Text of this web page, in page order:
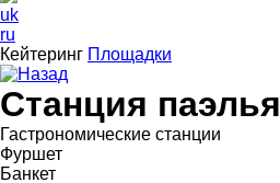
uk
ru
Кейтеринг Площадки
Назад
Станция паэлья
Гастрономические станции
Фуршет
Банкет